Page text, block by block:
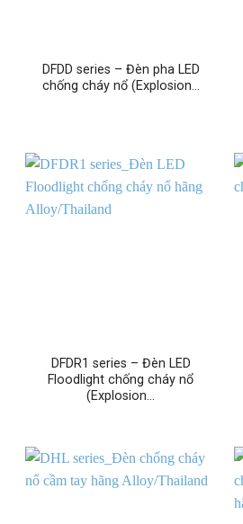
DFDD series – Đèn pha LED
chống cháy nổ (Explosion…
DFDR1 series – Đèn LED
Floodlight chống cháy nổ
(Explosion…